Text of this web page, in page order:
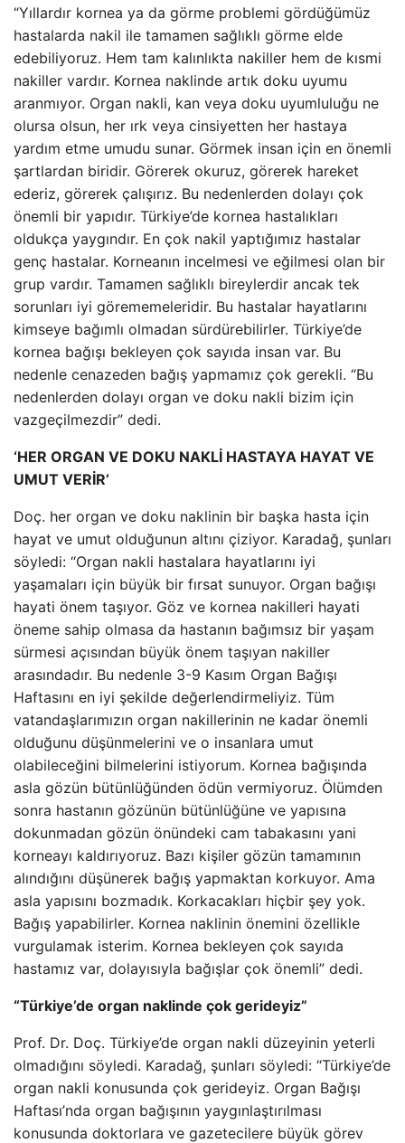
“Yıllardır kornea ya da görme problemi gördüğümüz
hastalarda nakil ile tamamen sağlıklı görme elde
edebiliyoruz. Hem tam kalınlıkta nakiller hem de kısmi
nakiller vardır. Kornea naklinde artık doku uyumu
aranmıyor. Organ nakli, kan veya doku uyumluluğu ne
olursa olsun, her ırk veya cinsiyetten her hastaya
yardım etme umudu sunar. Görmek insan için en önemli
şartlardan biridir. Görerek okuruz, görerek hareket
ederiz, görerek çalışırız. Bu nedenlerden dolayı çok
önemli bir yapıdır. Türkiye’de kornea hastalıkları
oldukça yaygındır. En çok nakil yaptığımız hastalar
genç hastalar. Korneanın incelmesi ve eğilmesi olan bir
grup vardır. Tamamen sağlıklı bireylerdir ancak tek
sorunları iyi görememeleridir. Bu hastalar hayatlarını
kimseye bağımlı olmadan sürdürebilirler. Türkiye’de
kornea bağışı bekleyen çok sayıda insan var. Bu
nedenle cenazeden bağış yapmamız çok gerekli. “Bu
nedenlerden dolayı organ ve doku nakli bizim için
vazgeçilmezdir” dedi.
‘HER ORGAN VE DOKU NAKLİ HASTAYA HAYAT VE
UMUT VERİR’
Doç. her organ ve doku naklinin bir başka hasta için
hayat ve umut olduğunun altını çiziyor. Karadağ, şunları
söyledi: “Organ nakli hastalara hayatlarını iyi
yaşamaları için büyük bir fırsat sunuyor. Organ bağışı
hayati önem taşıyor. Göz ve kornea nakilleri hayati
öneme sahip olmasa da hastanın bağımsız bir yaşam
sürmesi açısından büyük önem taşıyan nakiller
arasındadır. Bu nedenle 3-9 Kasım Organ Bağışı
Haftasını en iyi şekilde değerlendirmeliyiz. Tüm
vatandaşlarımızın organ nakillerinin ne kadar önemli
olduğunu düşünmelerini ve o insanlara umut
olabileceğini bilmelerini istiyorum. Kornea bağışında
asla gözün bütünlüğünden ödün vermiyoruz. Ölümden
sonra hastanın gözünün bütünlüğüne ve yapısına
dokunmadan gözün önündeki cam tabakasını yani
korneayı kaldırıyoruz. Bazı kişiler gözün tamamının
alındığını düşünerek bağış yapmaktan korkuyor. Ama
asla yapısını bozmadık. Korkacakları hiçbir şey yok.
Bağış yapabilirler. Kornea naklinin önemini özellikle
vurgulamak isterim. Kornea bekleyen çok sayıda
hastamız var, dolayısıyla bağışlar çok önemli” dedi.
“Türkiye’de organ naklinde çok gerideyiz”
Prof. Dr. Doç. Türkiye’de organ nakli düzeyinin yeterli
olmadığını söyledi. Karadağ, şunları söyledi: “Türkiye’de
organ nakli konusunda çok gerideyiz. Organ Bağışı
Haftası’nda organ bağışının yaygınlaştırılması
konusunda doktorlara ve gazetecilere büyük görev